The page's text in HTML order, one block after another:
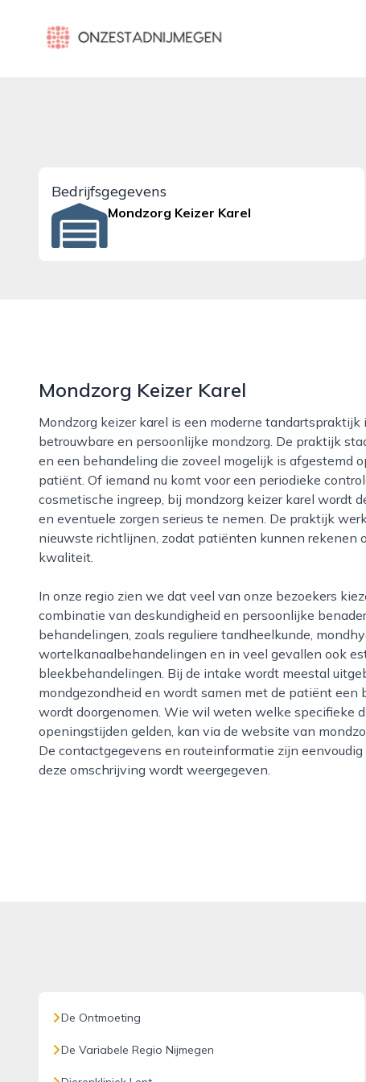
onzestadnijmegen.nl
Bedrijfsgegevens
Mondzorg Keizer Karel
Mondzorg Keizer Karel
Mondzorg keizer karel is een moderne tandartspraktijk in nijmegen die zich richt op toegankelijke,
betrouwbare en persoonlijke mondzorg. De praktijk
en een behandeling die zoveel mogelijk is afgestemd
patiënt. Of iemand nu komt voor een periodieke
cosmetische ingreep, bij mondzorg keizer karel wordt
en eventuele zorgen serieus te nemen. De praktijk
nieuwste richtlijnen, zodat patiënten kunnen rekenen
kwaliteit.
In onze regio zien we dat veel van onze bezoekers kiezen voor mondzorg keizer karel vanwege de
combinatie van deskundigheid en persoonlijke
behandelingen, zoals reguliere tandheelkunde,
wortelkanaalbehandelingen en in veel gevallen ook
bleekbehandelingen. Bij de intake wordt meestal
mondgezondheid en wordt samen met de patiënt
wordt doorgenomen. Wie wil weten welke specifieke
openingstijden gelden, kan via de website van
De contactgegevens en routeinformatie zijn
deze omschrijving wordt weergegeven.
De Ontmoeting
De Variabele Regio Nijmegen